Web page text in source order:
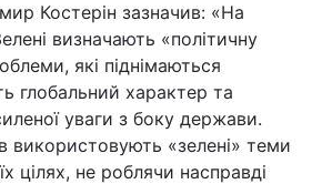
Костерін зазначив: «На
визначають «політичну
які піднімаються
глобальний характер та
уваги з боку держави.
використовують «зелені» теми
цілях, не роблячи насправді